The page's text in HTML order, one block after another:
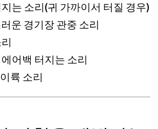
는 소리(귀 가까이서 터질 경우)
운 경기장 관중 소리
어백 터지는 소리
륙 소리